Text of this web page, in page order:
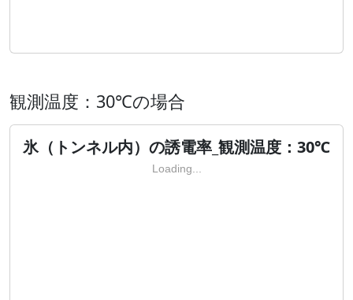
観測温度：30℃の場合
氷（トンネル内）の誘電率_観測温度：30℃
Loading...